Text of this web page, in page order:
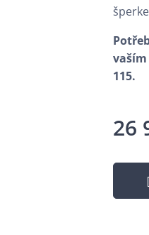
vaším
115.
26